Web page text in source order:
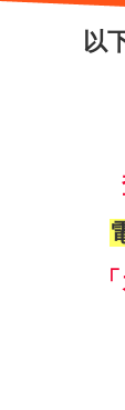
以